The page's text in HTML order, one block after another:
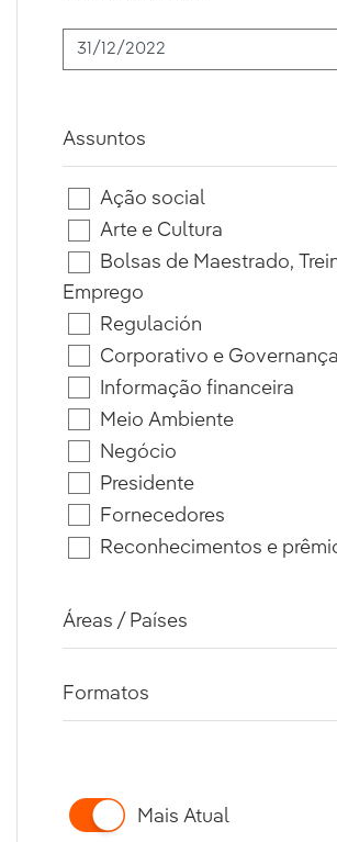
Assuntos
Ação social
Arte e Cultura
Bolsas de Maestrado,
Emprego
Regulación
Corporativo e Governança
Informação financeira
Meio Ambiente
Negócio
Presidente
Fornecedores
Reconhecimentos e
Áreas / Países
Formatos
Mais Atual